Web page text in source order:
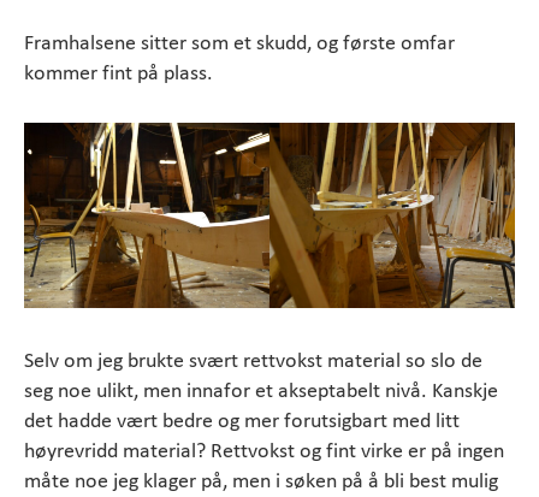
Framhalsene sitter som et skudd, og første omfar
kommer fint på plass.
Selv om jeg brukte svært rettvokst material so slo de
seg noe ulikt, men innafor et akseptabelt nivå. Kanskje
det hadde vært bedre og mer forutsigbart med litt
høyrevridd material? Rettvokst og fint virke er på ingen
måte noe jeg klager på, men i søken på å bli best mulig